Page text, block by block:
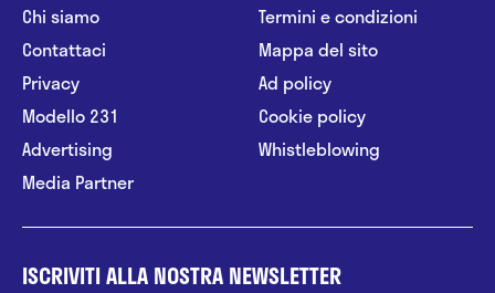
Chi siamo
Contattaci
Privacy
Modello 231
Advertising
Media Partner
Termini e condizioni
Mappa del sito
Ad policy
Cookie policy
Whistleblowing
ISCRIVITI ALLA NOSTRA NEWSLETTER